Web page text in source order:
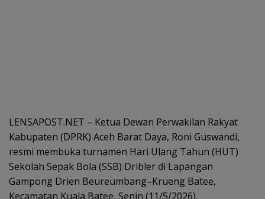
LENSAPOST.NET – Ketua Dewan Perwakilan Rakyat
Kabupaten (DPRK) Aceh Barat Daya, Roni Guswandi,
resmi membuka turnamen Hari Ulang Tahun (HUT)
Sekolah Sepak Bola (SSB) Dribler di Lapangan
Gampong Drien Beureumbang–Krueng Batee,
Kecamatan Kuala Batee, Senin (11/5/2026).